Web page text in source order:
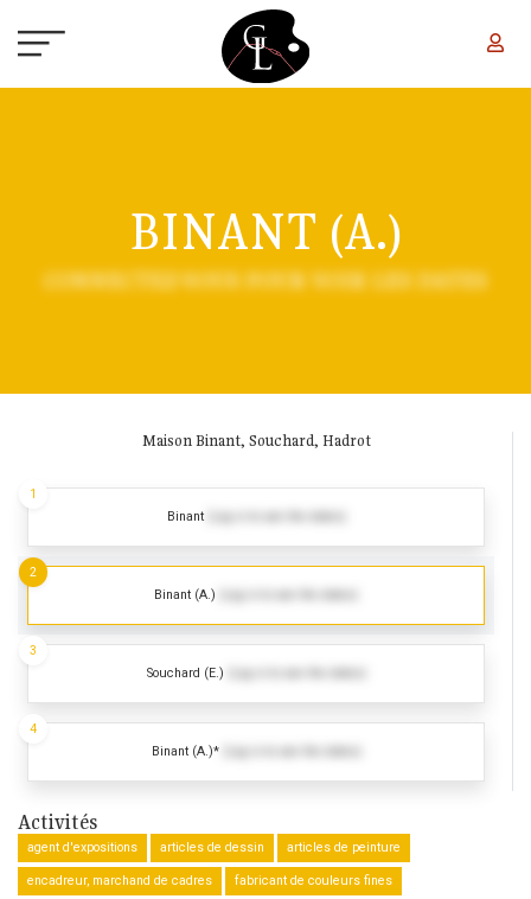
BINANT (A.)
CONNECTEZ-VOUS POUR VOIR LES DATES
Maison Binant, Souchard, Hadrot
Binant
1
Binant (A.)
2
Souchard (E.)
3
Binant (A.)*
4
Activités
agent d'expositions articles de dessin articles de peinture
encadreur, marchand de cadres fabricant de couleurs fines